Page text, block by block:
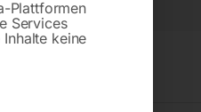
Plattformen
Services
keine